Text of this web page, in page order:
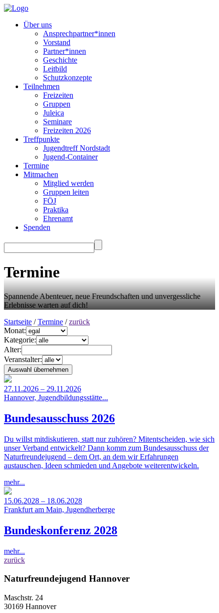
Über uns
Ansprechpartner*innen
Vorstand
Partner*innen
Geschichte
Leitbild
Schutzkonzepte
Teilnehmen
Freizeiten
Gruppen
Juleica
Seminare
Freizeiten 2026
Treffpunkte
Jugendtreff Nordstadt
Jugend-Container
Termine
Mitmachen
Mitglied werden
Gruppen leiten
FÖJ
Praktika
Ehrenamt
Spenden
Termine
Spannende Abenteuer, neue Freundschaften und unvergessliche
Erlebnisse warten auf dich!
Startseite /Termine /zurück
Monat:
Kategorie:
Alter:
Veranstalter:
27.11.2026 – 29.11.2026
Hannover, Jugendbildungsstätte...
Bundesausschuss 2026
Du willst mitdiskutieren, statt nur zuhören? Mitentscheiden, wie sich
unser Verband entwickelt? Dann komm zum Bundesausschuss der
Naturfreundejugend – dem Ort, an dem wir Erfahrungen
austauschen, Ideen schmieden und Angebote weiterentwickeln.
mehr...
15.06.2028 – 18.06.2028
Frankfurt am Main, Jugendherberge
Bundeskonferenz 2028
mehr...
zurück
Naturfreundejugend Hannover
Maschstr. 24
30169 Hannover